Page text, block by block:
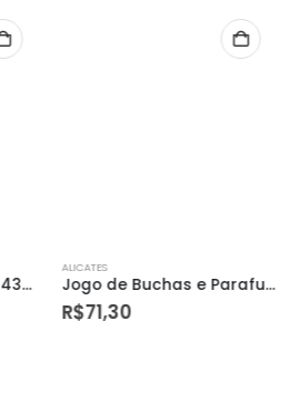
Kit Ferramentas 6pçs 43408/431 Tramontina
ALICATES
Jogo de Buchas e Parafusos com Maleta para Uso Doméstico Caixa com 385 Unidades – Tramontina
R$71,30